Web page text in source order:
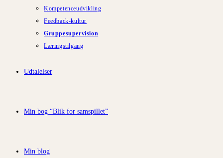
Kompetenceudvikling
Feedback-kultur
Gruppesupervision
Læringstilgang
Udtalelser
Min bog “Blik for samspillet”
Min blog